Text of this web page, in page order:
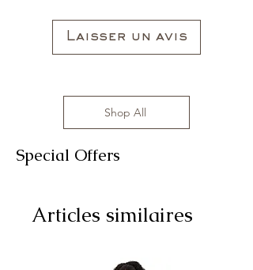
Laisser un avis
Shop All
Special Offers
Articles similaires